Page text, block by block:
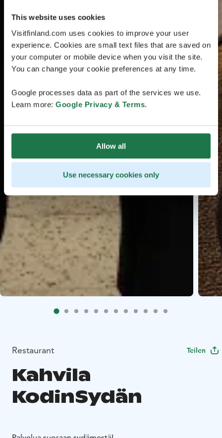
This website uses cookies
Visitfinland.com uses cookies to improve your user
experience. Cookies are small text files that are saved on
your computer or mobile device when you visit the site.
You can change your cookie preferences at any time.
Google processes data as part of the services we use.
Learn more: Google Privacy & Terms.
Allow all
Use necessary cookies only
Restaurant Teilen
Kahvila
KodinSydän